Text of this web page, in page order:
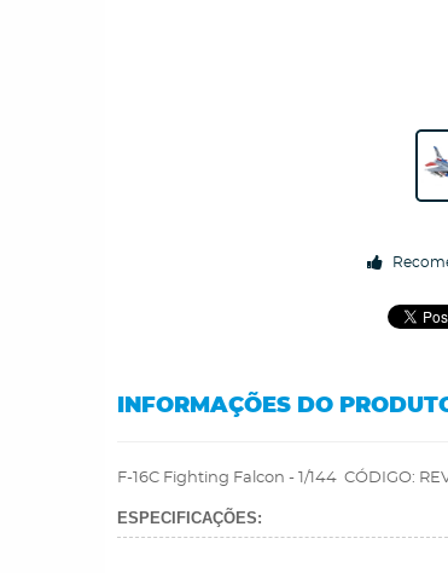
INFORMAÇÕES DO
F-16C Fighting Falcon - 1/144 CÓDIGO:
ESPECIFICAÇÕES: